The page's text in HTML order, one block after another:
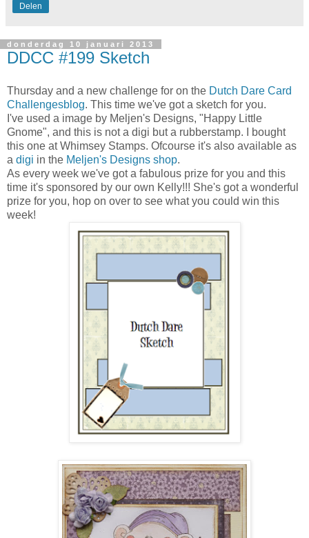
Delen
donderdag 10 januari 2013
DDCC #199 Sketch
Thursday and a new challenge for on the Dutch Dare Card
Challengesblog. This time we've got a sketch for you.
I've used a image by Meljen's Designs, "Happy Little
Gnome", and this is not a digi but a rubberstamp. I bought
this one at Whimsey Stamps. Ofcourse it's also available as
a digi in the Meljen's Designs shop.
As every week we've got a fabulous prize for you and this
time it's sponsored by our own Kelly!!! She's got a wonderful
prize for you, hop on over to see what you could win this
week!